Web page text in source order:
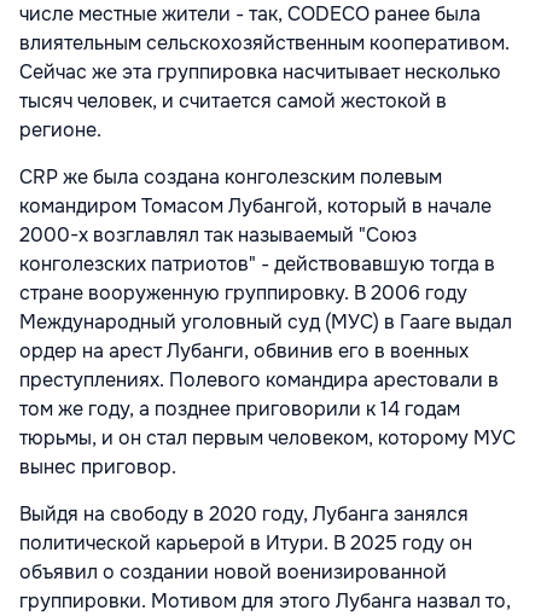
числе местные жители - так, CODECO ранее была
влиятельным сельскохозяйственным кооперативом.
Сейчас же эта группировка насчитывает несколько
тысяч человек, и считается самой жестокой в
регионе.
CRP же была создана конголезским полевым
командиром Томасом Лубангой, который в начале
2000-х возглавлял так называемый "Союз
конголезских патриотов" - действовавшую тогда в
стране вооруженную группировку. В 2006 году
Международный уголовный суд (МУС) в Гааге выдал
ордер на арест Лубанги, обвинив его в военных
преступлениях. Полевого командира арестовали в
том же году, а позднее приговорили к 14 годам
тюрьмы, и он стал первым человеком, которому МУС
вынес приговор.
Выйдя на свободу в 2020 году, Лубанга занялся
политической карьерой в Итури. В 2025 году он
объявил о создании новой военизированной
группировки. Мотивом для этого Лубанга назвал то,